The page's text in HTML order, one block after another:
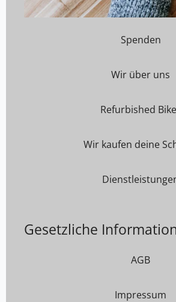
Spenden
Wir über uns
Refurbished
Wir kaufen deine
Gesetzliche
AGB
Impressum